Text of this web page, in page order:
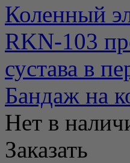
Коленный
RKN-103
сустава в
Бандаж на
Нет в
Заказать